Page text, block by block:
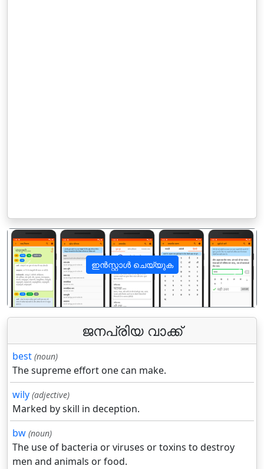
ഇൻസ്റ്റാൾ ചെയ്യുക
पिछला अगला
ജനപ്രിയ വാക്ക്
best (noun)
The supreme effort one can make.
wily (adjective)
Marked by skill in deception.
bw (noun)
The use of bacteria or viruses or toxins to destroy
men and animals or food.